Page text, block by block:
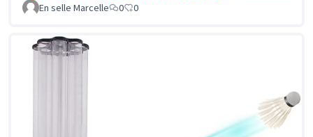
En selle Marcelle
0 0